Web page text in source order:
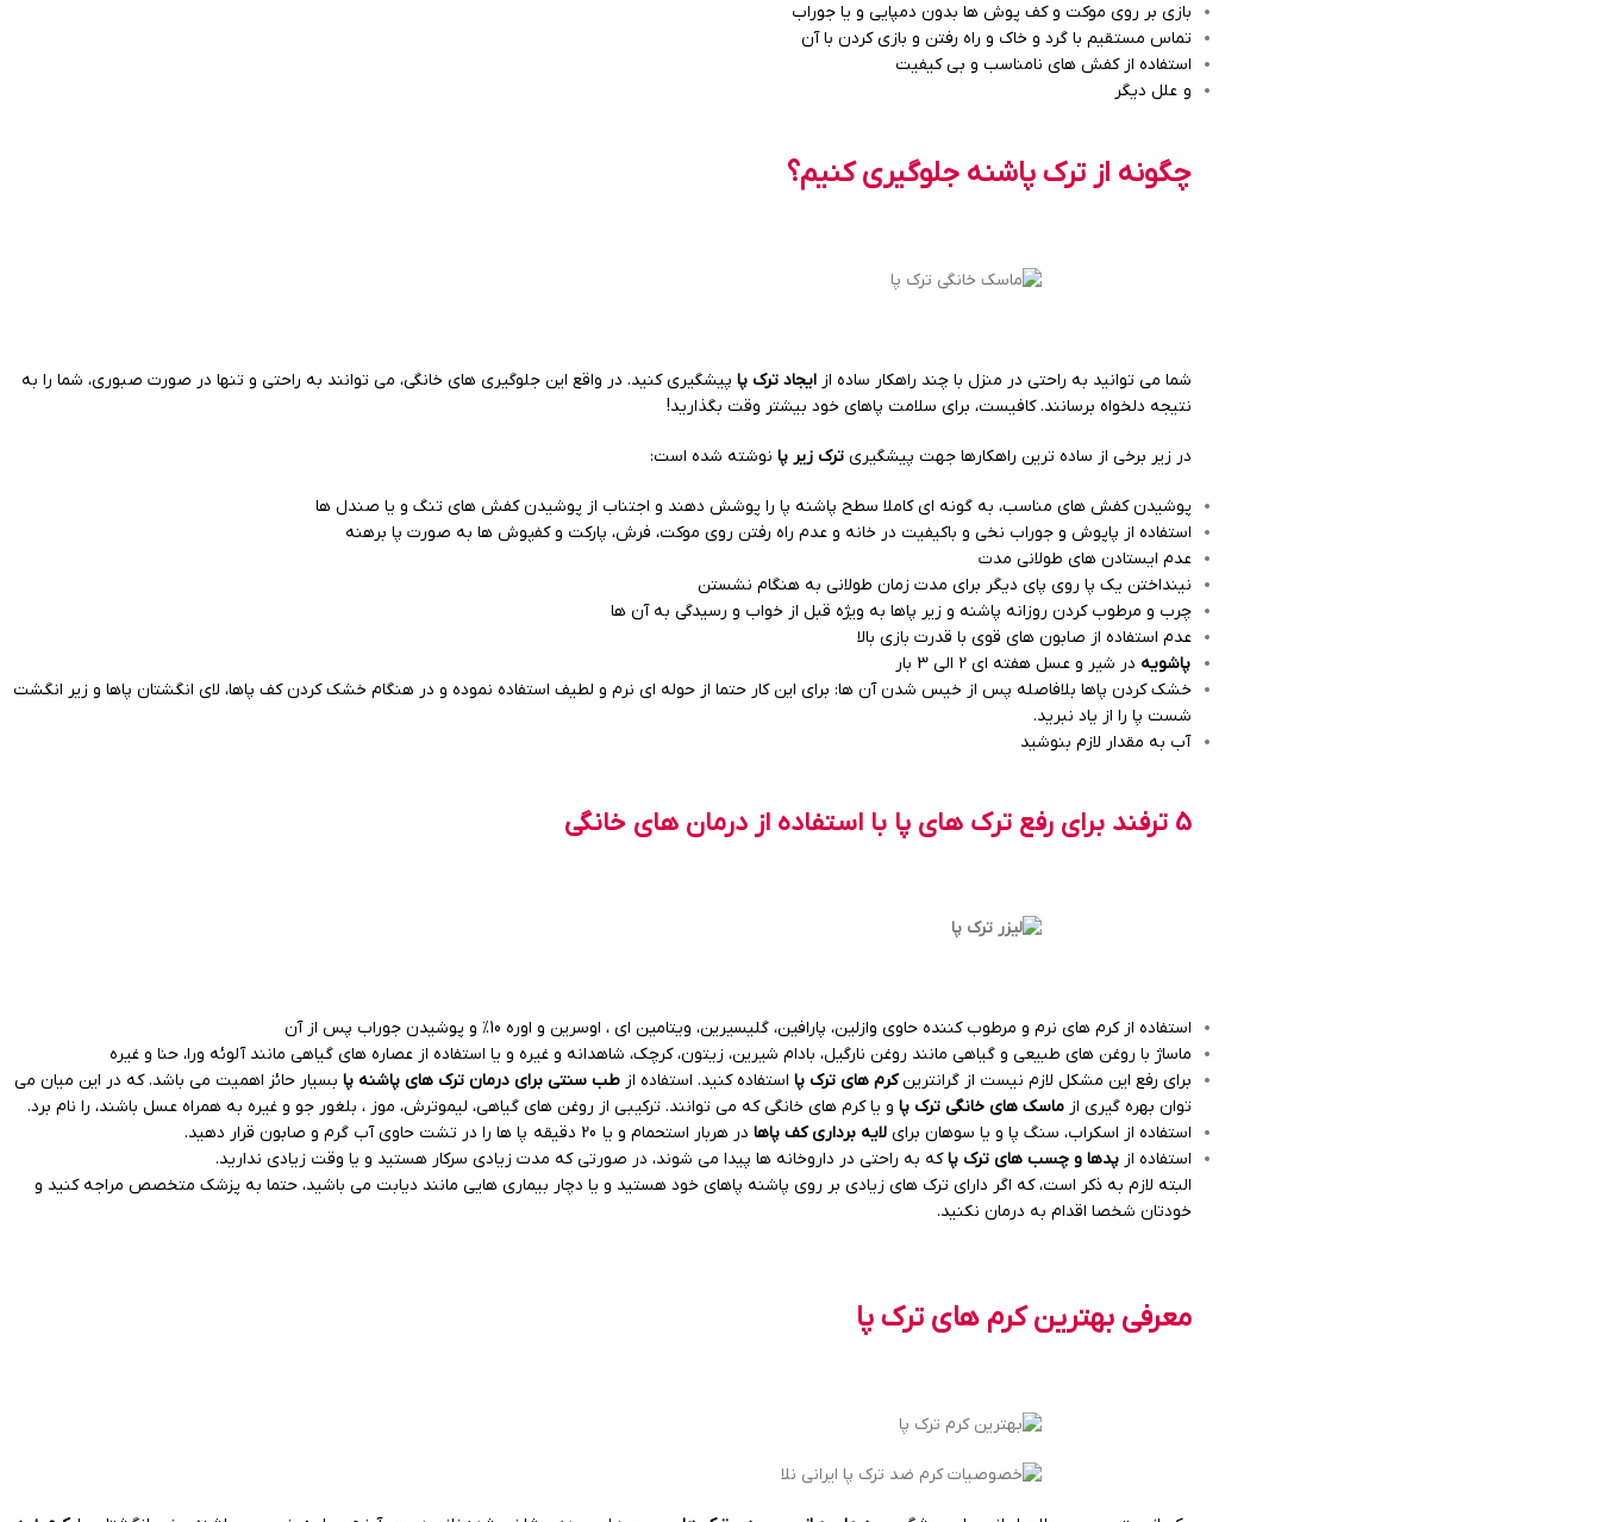
بازی بر روی موکت و کف پوش ها بدون دمپایی و یا جوراب
تماس مستقیم با گرد و خاک و راه رفتن و بازی کردن با آن
استفاده از کفش های نامناسب و بی کیفیت
و علل دیگر
چگونه از ترک پاشنه جلوگیری کنیم؟
شما می توانید به راحتی در منزل با چند راهکار ساده ازایجاد ترک پا پیشگیری کنید. در واقع این جلوگیری های خانگی، می توانند به راحتی و تنها در صورت صبوری، شما را به
نتیجه دلخواه برسانند. کافیست، برای سلامت پاهای خود بیشتر وقت بگذارید!
در زیر برخی از ساده ترین راهکارها جهت پیشگیریترک زیر پا نوشته شده است:
پوشیدن کفش های مناسب، به گونه ای کاملا سطح پاشنه پا را پوشش دهند و اجتناب از پوشیدن کفش های تنگ و یا صندل ها
استفاده از پاپوش و جوراب نخی و باکیفیت در خانه و عدم راه رفتن روی موکت، فرش، پارکت و کفپوش ها به صورت پا برهنه
عدم ایستادن های طولانی مدت
نینداختن یک پا روی پای دیگر برای مدت زمان طولانی به هنگام نشستن
چرب و مرطوب کردن روزانه پاشنه و زیر پاها به ویژه قبل از خواب و رسیدگی به آن ها
عدم استفاده از صابون های قوی با قدرت بازی بالا
پاشویه در شیر و عسل هفته ای 2 الی 3 بار
خشک کردن پاها بلافاصله پس از خیس شدن آن ها: برای این کار حتما از حوله ای نرم و لطیف استفاده نموده و در هنگام خشک کردن کف پاها، لای انگشتان پاها و زیر انگشت
شست پا را از یاد نبرید.
آب به مقدار لازم بنوشید
5 ترفند برای رفع ترک های پا با استفاده از درمان های خانگی
استفاده از کرم های نرم و مرطوب کننده حاوی وازلین، پارافین، گلیسیرین، ویتامین ای ، اوسرین و اوره 10% و پوشیدن جوراب پس از آن
ماساژ با روغن های طبیعی و گیاهی مانند روغن نارگیل، بادام شیرین، زیتون، کرچک، شاهدانه و غیره و یا استفاده از عصاره های گیاهی مانند آلوئه ورا، حنا و غیره
برای رفع این مشکل لازم نیست از گرانترینکرم های ترک پا استفاده کنید. استفاده ازطب سنتی برای درمان ترک های پاشنه پا بسیار حائز اهمیت می باشد. که در این میان می
توان بهره گیری ازماسک های خانگی ترک پا و یا کرم های خانگی که می توانند. ترکیبی از روغن های گیاهی، لیموترش، موز ، بلغور جو و غیره به همراه عسل باشند، را نام برد.
استفاده از اسکراب، سنگ پا و یا سوهان برایلایه برداری کف پاها در هربار استحمام و یا 20 دقیقه پا ها را در تشت حاوی آب گرم و صابون قرار دهید.
استفاده ازپدها و چسب های ترک پاکه به راحتی در داروخانه ها پیدا می شوند، در صورتی که مدت زیادی سرکار هستید و یا وقت زیادی ندارید.
البته لازم به ذکر است، که اگر دارای ترک های زیادی بر روی پاشنه پاهای خود هستید و یا دچار بیماری هایی مانند دیابت می باشید، حتما به پزشک متخصص مراجه کنید و
خودتان شخصا اقدام به درمان نکنید.
معرفی بهترین کرم های ترک پا